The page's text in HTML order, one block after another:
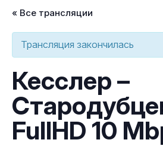
« Все трансляции
Трансляция закончилась
Кесслер –
FullHD 10